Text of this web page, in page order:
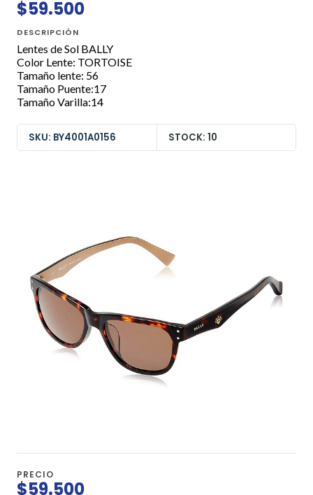
$59.500
DESCRIPCIÓN
Lentes de Sol BALLY
Color Lente: TORTOISE
Tamaño lente: 56
Tamaño Puente:17
Tamaño Varilla:14
SKU: BY4001A0156 STOCK: 10
PRECIO
$59.500